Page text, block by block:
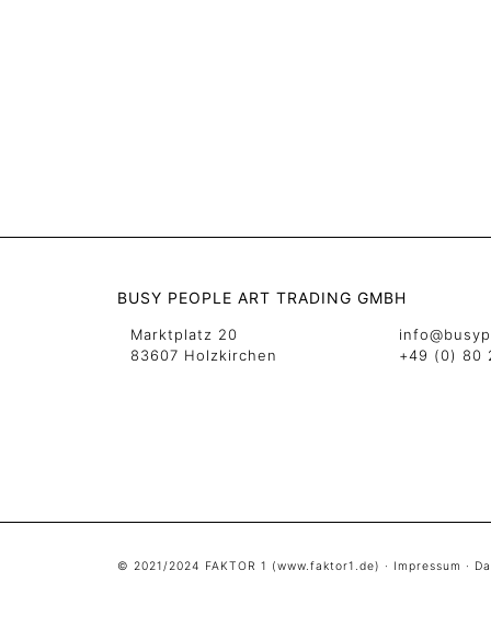
BUSY PEOPLE ART TRADING GMBH
Marktplatz 20
83607 Holzkirchen
+49 (0) 80
© 2021/2024 FAKTOR 1 (www.faktor1.de) · Impressum ·